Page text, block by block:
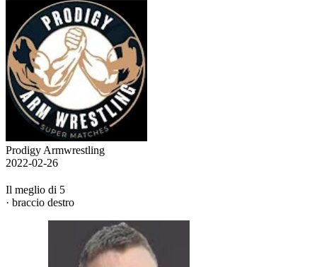
Prodigy Armwrestling
2022-02-26
Il meglio di 5
· braccio destro